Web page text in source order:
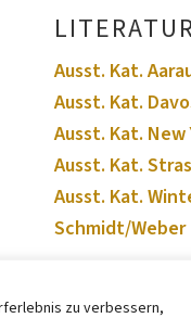
zu verbessern,
Ausst. Kat.
Ausst. Kat.
Ausst. Kat. New
Ausst. Kat.
Ausst. Kat.
Schmidt/Weber